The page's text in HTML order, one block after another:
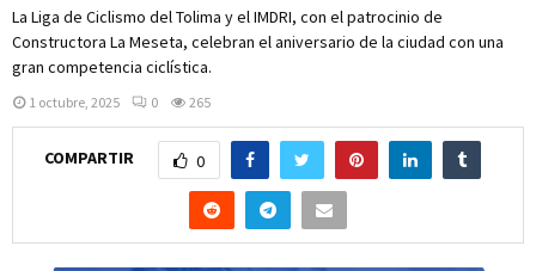
La Liga de Ciclismo del Tolima y el IMDRI, con el patrocinio de
Constructora La Meseta, celebran el aniversario de la ciudad con una
gran competencia ciclística.
1 octubre, 2025 0 265
COMPARTIR 0